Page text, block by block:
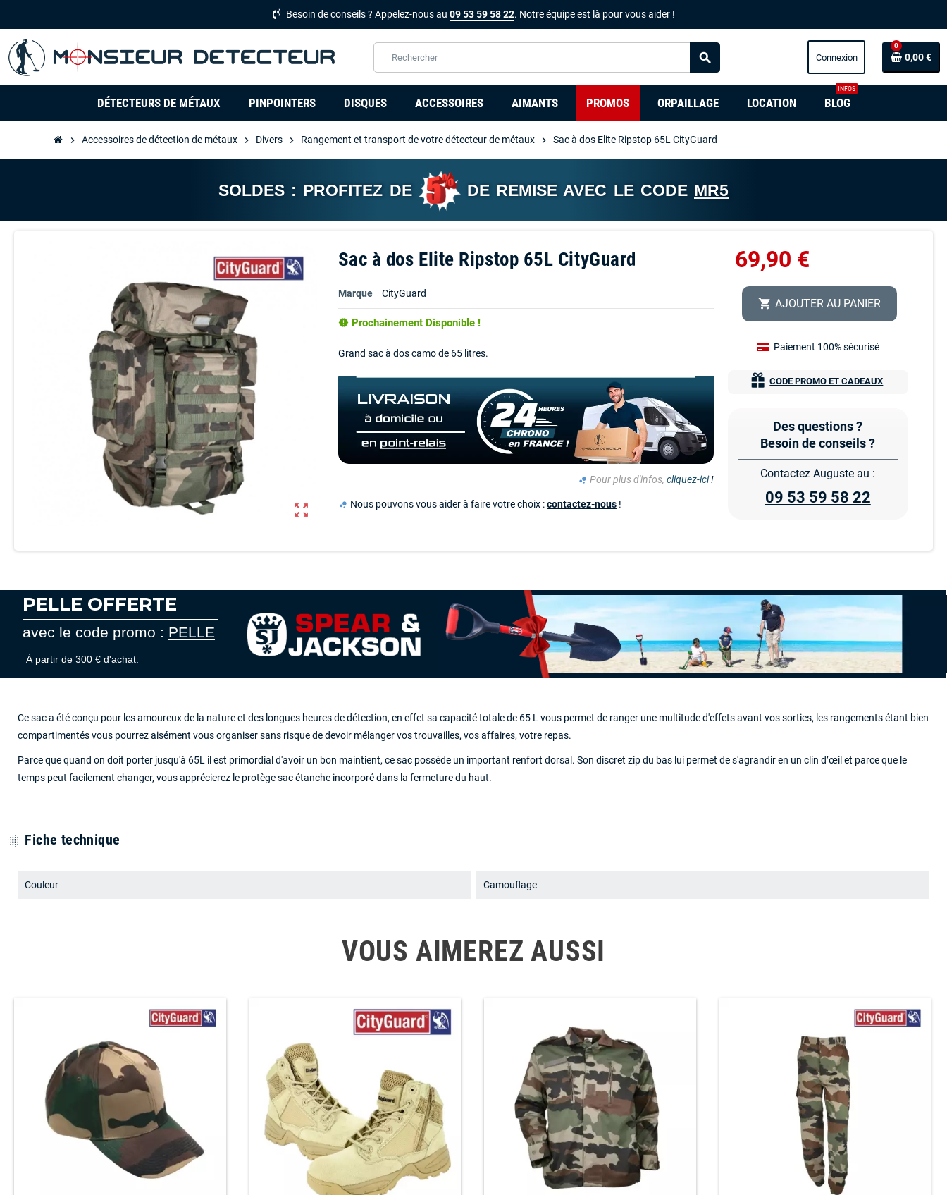
Besoin de conseils ? Appelez-nous au09 53 59 58 22. Notre équipe est là pour vous aider !
search
0
0,00 €
DÉTECTEURS DE MÉTAUX PINPOINTERS DISQUES ACCESSOIRES AIMANTS PROMOS ORPAILLAGE LOCATION BLOG
INFOS
chevron_right Accessoires de détection de métaux chevron_right Divers chevron_right Rangement et transport de votre détecteur de métaux chevron_right Sac à dos Elite Ripstop 65L CityGuard
SOLDES : PROFITEZ DE DE REMISE AVEC LE CODE MR5
zoom_out_map
Sac à dos Elite Ripstop 65L CityGuard
Marque CityGuard
new_releasesProchainement Disponible !
Grand sac à dos camo de 65 litres.
bubble_chart Pour plus d'infos, cliquez-ici!
bubble_chart Nous pouvons vous aider à faire votre choix :contactez-nous !
69,90 €
shopping_cart AJOUTER AU PANIER
Paiement 100% sécurisé
CODE PROMO ET CADEAUX
Des questions ?
Besoin de conseils ?
Contactez Auguste au :
09 53 59 58 22
PELLE OFFERTE
avec le code promo : PELLE
À partir de 300 € d'achat.
Ce sac a été conçu pour les amoureux de la nature et des longues heures de détection, en effet sa capacité totale de 65 L vous permet de ranger une multitude d'effets avant vos sorties, les rangements étant bien
compartimentés vous pourrez aisément vous organiser sans risque de devoir mélanger vos trouvailles, vos affaires, votre repas.
Parce que quand on doit porter jusqu'à 65L il est primordial d'avoir un bon maintient, ce sac possède un important renfort dorsal. Son discret zip du bas lui permet de s'agrandir en un clin d’œil et parce que le
temps peut facilement changer, vous apprécierez le protège sac étanche incorporé dans la fermeture du haut.
blur_on Fiche technique
Couleur Camouflage
VOUS AIMEREZ AUSSI